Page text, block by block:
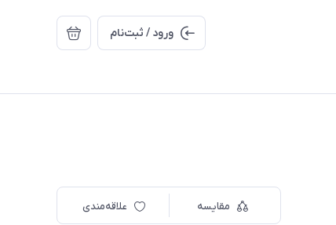
ورود / ثبت‌نام
مقایسه علاقه‌مندی